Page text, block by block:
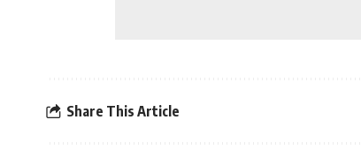
Share This Article